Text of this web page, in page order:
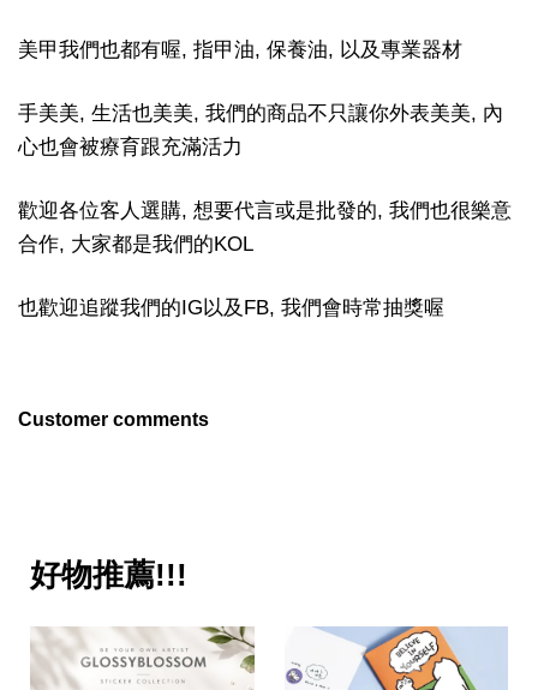
美甲我們也都有喔, 指甲油, 保養油, 以及專業器材
手美美, 生活也美美, 我們的商品不只讓你外表美美, 內
心也會被療育跟充滿活力
歡迎各位客人選購, 想要代言或是批發的, 我們也很樂意
合作, 大家都是我們的KOL
也歡迎追蹤我們的IG以及FB, 我們會時常抽獎喔
Customer comments
好物推薦!!!